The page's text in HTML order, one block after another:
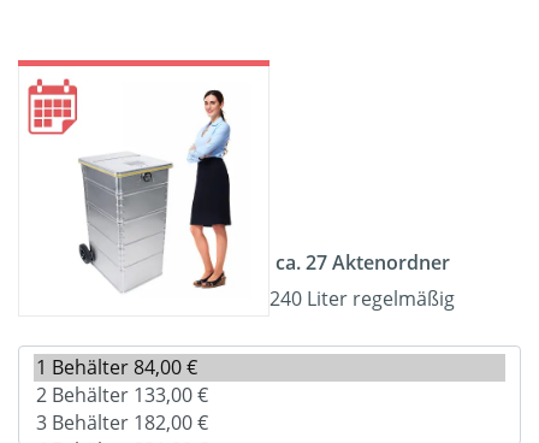
ca. 27 Aktenordner
240 Liter regelmäßig